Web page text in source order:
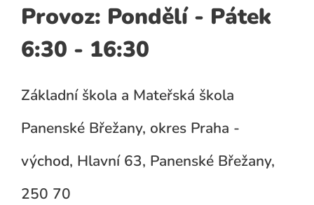
Provoz: Pondělí - Pátek
6:30 - 16:30
Základní škola a Mateřská škola
Panenské Břežany, okres Praha -
východ, Hlavní 63, Panenské Břežany,
250 70